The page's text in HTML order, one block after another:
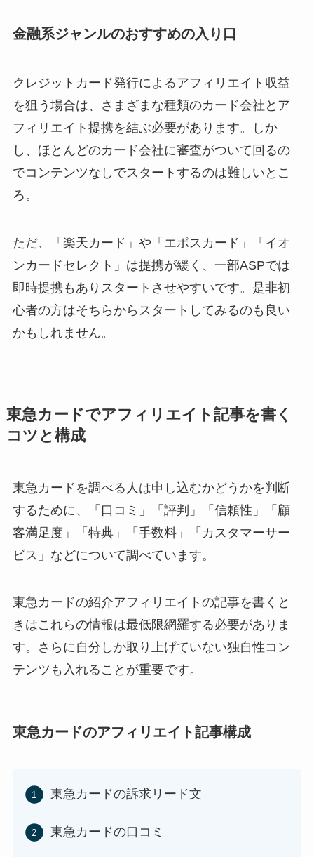
金融系ジャンルのおすすめの入り口
クレジットカード発行によるアフィリエイト収益
を狙う場合は、さまざまな種類のカード会社とア
フィリエイト提携を結ぶ必要があります。しか
し、ほとんどのカード会社に審査がついて回るの
でコンテンツなしでスタートするのは難しいとこ
ろ。
ただ、「楽天カード」や「エポスカード」「イオ
ンカードセレクト」は提携が緩く、一部ASPでは
即時提携もありスタートさせやすいです。是非初
心者の方はそちらからスタートしてみるのも良い
かもしれません。
東急カードでアフィリエイト記事を書く
コツと構成
東急カードを調べる人は申し込むかどうかを判断
するために、「口コミ」「評判」「信頼性」「顧
客満足度」「特典」「手数料」「カスタマーサー
ビス」などについて調べています。
東急カードの紹介アフィリエイトの記事を書くと
きはこれらの情報は最低限網羅する必要がありま
す。さらに自分しか取り上げていない独自性コン
テンツも入れることが重要です。
東急カードのアフィリエイト記事構成
東急カードの訴求リード文
東急カードの口コミ